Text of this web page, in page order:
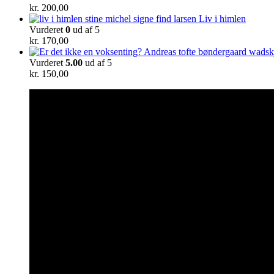
kr. 200,00
Liv i himlen
Vurderet 0 ud af 5
kr. 170,00
Vurderet 5.00 ud af 5
kr. 150,00